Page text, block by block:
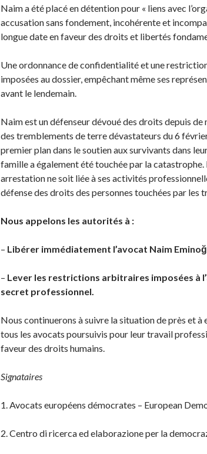
Naim a été placé en détention pour « liens avec
accusation sans fondement, incohérente et
longue date en faveur des droits et libertés
Une ordonnance de confidentialité et une
imposées au dossier, empêchant même ses
avant le lendemain.
Naim est un défenseur dévoué des droits depuis de
des tremblements de terre dévastateurs du 6
premier plan dans le soutien aux survivants dans
famille a également été touchée par la catastrophe.
arrestation ne soit liée à ses activités
défense des droits des personnes touchées par les
Nous appelons les autorités à :
– Libérer immédiatement l’avocat Naim
– Lever les restrictions arbitraires imposées à
secret professionnel.
Nous continuerons à suivre la situation de près et
tous les avocats poursuivis pour leur travail
faveur des droits humains.
Signataires
1. Avocats européens démocrates – European
2. Centro di ricerca ed elaborazione per la